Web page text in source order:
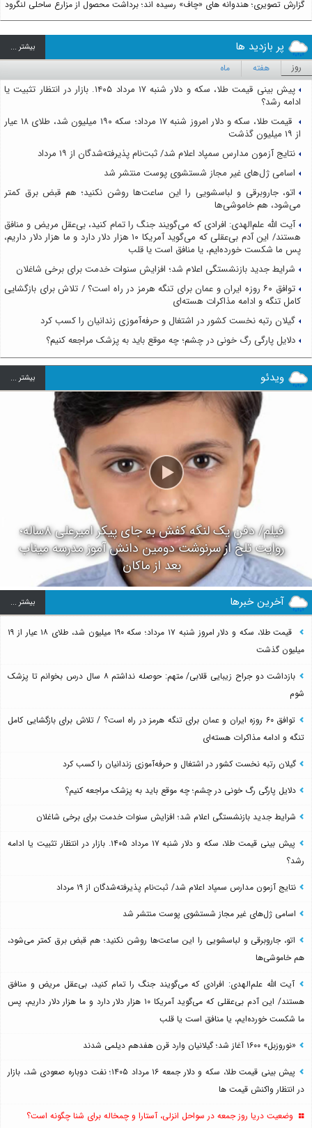
گزارش تصویری؛ هندوانه های «چاف» رسیده اند؛ برداشت محصول از مزارع ساحلی لنگرود
پر بازدید ها بيشتر ...
روز هفته ماه
پیش بینی قیمت طلا، سکه و دلار شنبه ۱۷ مرداد ۱۴۰۵. بازار در انتظار تثبیت یا
ادامه رشد؟
قیمت طلا، سکه و دلار امروز شنبه ۱۷ مرداد؛ سکه ۱۹۰ میلیون شد، طلای ۱۸ عیار
از ۱۹ میلیون گذشت
نتایج آزمون مدارس سمپاد اعلام شد/ ثبت‌نام پذیرفته‌شدگان از ۱۹ مرداد
اسامی ژل‌های غیر مجاز شستشوی پوست منتشر شد
اتو، جاروبرقی و لباسشویی را این ساعت‌ها روشن نکنید؛ هم قبض برق کمتر
می‌شود، هم خاموشی‌ها
آیت الله علم‌الهدی: افرادی که می‌گویند جنگ را تمام کنید، بی‌عقل مریض و منافق
هستند/ این آدم بی‌عقلی که می‌گوید آمریکا ۱۰ هزار دلار دارد و ما هزار دلار داریم،
پس ما شکست خورده‌ایم، یا منافق است یا قلب
شرایط جدید بازنشستگی اعلام شد؛ افزایش سنوات خدمت برای برخی شاغلان
توافق ۶۰ روزه ایران و عمان برای تنگه هرمز در راه است؟ / تلاش برای بازگشایی
کامل تنگه و ادامه مذاکرات هسته‌ای
گیلان رتبه نخست کشور در اشتغال و حرفه‌آموزی زندانیان را کسب کرد
دلایل پارگی رگ خونی در چشم؛ چه موقع باید به پزشک مراجعه کنیم؟
ویدئو بيشتر ...
فیلم/ دفن یک لنگه کفش به جای پیکر امیرعلی ۸ساله؛
روایت تلخ از سرنوشت دومین دانش آموز مدرسه میناب
بعد از ماکان
آخرین خبرها بيشتر ...
قیمت طلا، سکه و دلار امروز شنبه ۱۷ مرداد؛ سکه ۱۹۰ میلیون شد، طلای ۱۸ عیار از ۱۹
میلیون گذشت
بازداشت دو جراح زیبایی قلابی/ متهم: حوصله نداشتم ۸ سال درس بخوانم تا پزشک
شوم
توافق ۶۰ روزه ایران و عمان برای تنگه هرمز در راه است؟ / تلاش برای بازگشایی کامل
تنگه و ادامه مذاکرات هسته‌ای
گیلان رتبه نخست کشور در اشتغال و حرفه‌آموزی زندانیان را کسب کرد
دلایل پارگی رگ خونی در چشم؛ چه موقع باید به پزشک مراجعه کنیم؟
شرایط جدید بازنشستگی اعلام شد؛ افزایش سنوات خدمت برای برخی شاغلان
پیش بینی قیمت طلا، سکه و دلار شنبه ۱۷ مرداد ۱۴۰۵. بازار در انتظار تثبیت یا ادامه
رشد؟
نتایج آزمون مدارس سمپاد اعلام شد/ ثبت‌نام پذیرفته‌شدگان از ۱۹ مرداد
اسامی ژل‌های غیر مجاز شستشوی پوست منتشر شد
اتو، جاروبرقی و لباسشویی را این ساعت‌ها روشن نکنید؛ هم قبض برق کمتر می‌شود،
هم خاموشی‌ها
آیت الله علم‌الهدی: افرادی که می‌گویند جنگ را تمام کنید، بی‌عقل مریض و منافق
هستند/ این آدم بی‌عقلی که می‌گوید آمریکا ۱۰ هزار دلار دارد و ما هزار دلار داریم، پس
ما شکست خورده‌ایم، یا منافق است یا قلب
«نوروزبل» ۱۶۰۰ آغاز شد؛ گیلانیان وارد قرن هفدهم دیلمی شدند
پیش بینی قیمت طلا، سکه و دلار جمعه ۱۶ مرداد ۱۴۰۵؛ نفت دوباره صعودی شد، بازار
در انتظار واکنش قیمت ها
وضعیت دریا روز جمعه در سواحل انزلی، آستارا و چمخاله برای شنا چگونه است؟